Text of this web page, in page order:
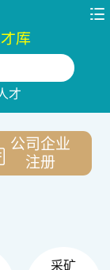

库
才
公司企业
注册
采矿